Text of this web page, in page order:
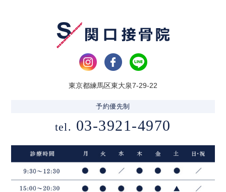
東京都練馬区東大泉7-29-22
tel. 03-3921-4970
予約優先制